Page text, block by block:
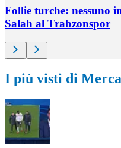
Follie turche: nessuno
Salah al Trabzonspor
I più visti di